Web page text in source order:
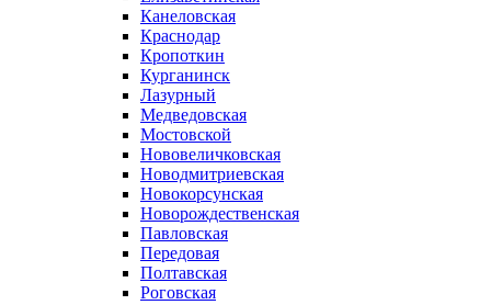
Канеловская
Краснодар
Кропоткин
Курганинск
Лазурный
Медведовская
Мостовской
Нововеличковская
Новодмитриевская
Новокорсунская
Новорождественская
Павловская
Передовая
Полтавская
Роговская